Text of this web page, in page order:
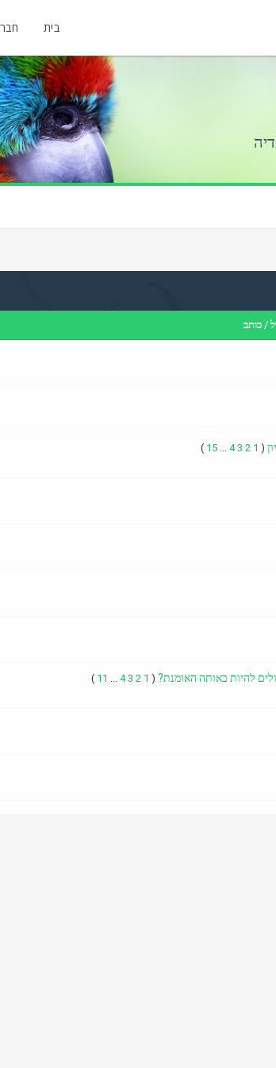
בית
/ כותב
(
1
2
3
4
...
15
)
להיות באותה האומנת? (
1
2
3
4
...
11
)